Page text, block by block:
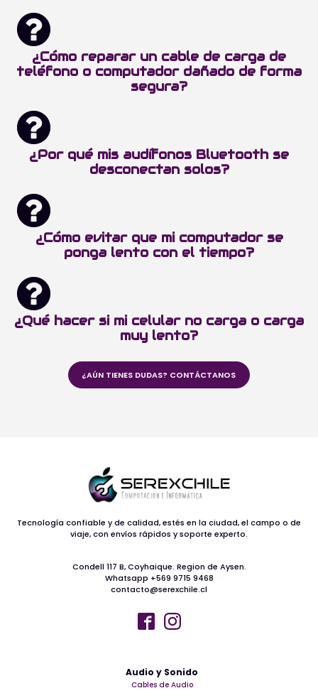
¿Cómo reparar un cable de carga de
teléfono o computador dañado de forma
segura?
¿Por qué mis audífonos Bluetooth se
desconectan solos?
¿Cómo evitar que mi computador se
ponga lento con el tiempo?
¿Qué hacer si mi celular no carga o carga
muy lento?
¿AÚN TIENES DUDAS? CONTÁCTANOS
Audio y Sonido
Cables de Audio
Tecnología confiable y de calidad, estés en la ciudad, el campo o de
viaje, con envíos rápidos y soporte experto.
Condell 117 B, Coyhaique. Region de Aysen.
Whatsapp +569 9715 9468
contacto@serexchile.cl